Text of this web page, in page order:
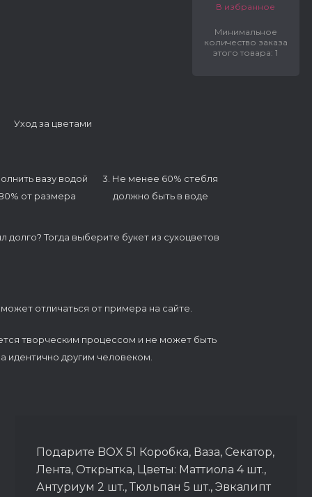
В избранное
Минимальное
количество заказа
этого товара: 1
Уход за цветами
вазу водой
от размера
3. Не менее 60% стебля
должно быть в воде
долго? Тогда выберите букет из сухоцветов
отличаться от примера на сайте.
творческим процессом и не может быть
идентично другим человеком.
Подарите BOX 51 Коробка, Ваза, Секатор,
Лента, Открытка, Цветы: Маттиола 4 шт.,
Антуриум 2 шт., Тюльпан 5 шт., Эвкалипт